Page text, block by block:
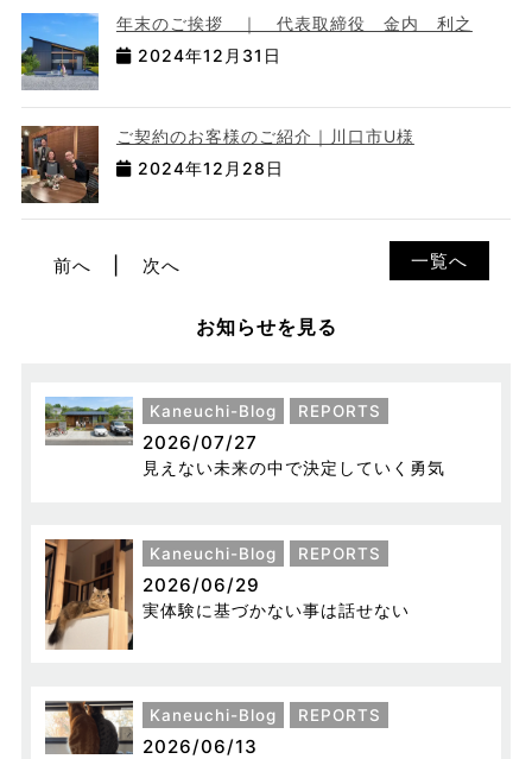
年末のご挨拶 ｜ 代表取締役 金内 利之
2024年12月31日
ご契約のお客様のご紹介｜川口市U様
2024年12月28日
一覧へ
前へ 次へ
お知らせを見る
Kaneuchi-Blog REPORTS
2026/07/27
見えない未来の中で決定していく勇気
Kaneuchi-Blog REPORTS
2026/06/29
実体験に基づかない事は話せない
Kaneuchi-Blog REPORTS
2026/06/13